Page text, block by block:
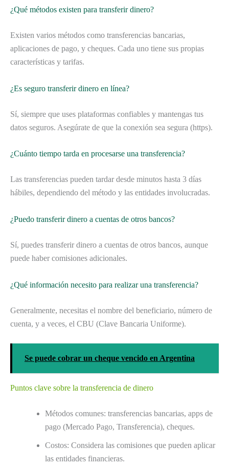
¿Qué métodos existen para transferir dinero?
Existen varios métodos como transferencias bancarias,
aplicaciones de pago, y cheques. Cada uno tiene sus propias
características y tarifas.
¿Es seguro transferir dinero en línea?
Sí, siempre que uses plataformas confiables y mantengas tus
datos seguros. Asegúrate de que la conexión sea segura (https).
¿Cuánto tiempo tarda en procesarse una transferencia?
Las transferencias pueden tardar desde minutos hasta 3 días
hábiles, dependiendo del método y las entidades involucradas.
¿Puedo transferir dinero a cuentas de otros bancos?
Sí, puedes transferir dinero a cuentas de otros bancos, aunque
puede haber comisiones adicionales.
¿Qué información necesito para realizar una transferencia?
Generalmente, necesitas el nombre del beneficiario, número de
cuenta, y a veces, el CBU (Clave Bancaria Uniforme).
Se puede cobrar un cheque vencido en Argentina
Puntos clave sobre la transferencia de dinero
Métodos comunes: transferencias bancarias, apps de
pago (Mercado Pago, Transferencia), cheques.
Costos: Considera las comisiones que pueden aplicar
las entidades financieras.